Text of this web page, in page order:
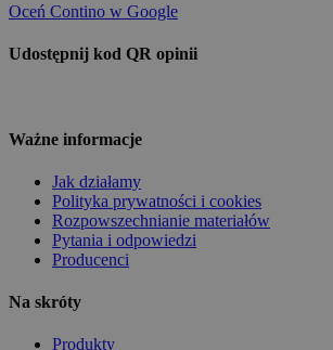
Oceń Contino w Google
Udostępnij kod QR opinii
Ważne informacje
Jak działamy
Polityka prywatności i cookies
Rozpowszechnianie materiałów
Pytania i odpowiedzi
Producenci
Na skróty
Produkty